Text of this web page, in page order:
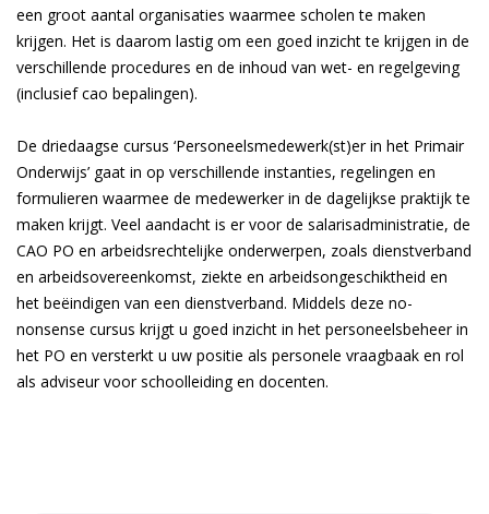
een groot aantal organisaties waarmee scholen te maken
krijgen. Het is daarom lastig om een goed inzicht te krijgen in de
verschillende procedures en de inhoud van wet- en regelgeving
(inclusief cao bepalingen).
De driedaagse cursus ‘Personeelsmedewerk(st)er in het Primair
Onderwijs’ gaat in op verschillende instanties, regelingen en
formulieren waarmee de medewerker in de dagelijkse praktijk te
maken krijgt. Veel aandacht is er voor de salarisadministratie, de
CAO PO en arbeidsrechtelijke onderwerpen, zoals dienstverband
en arbeidsovereenkomst, ziekte en arbeidsongeschiktheid en
het beëindigen van een dienstverband. Middels deze no-
nonsense cursus krijgt u goed inzicht in het personeelsbeheer in
het PO en versterkt u uw positie als personele vraagbaak en rol
als adviseur voor schoolleiding en docenten.